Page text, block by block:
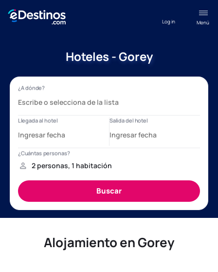
Menú
Log in
Hoteles - Gorey
Alojamiento en Gorey